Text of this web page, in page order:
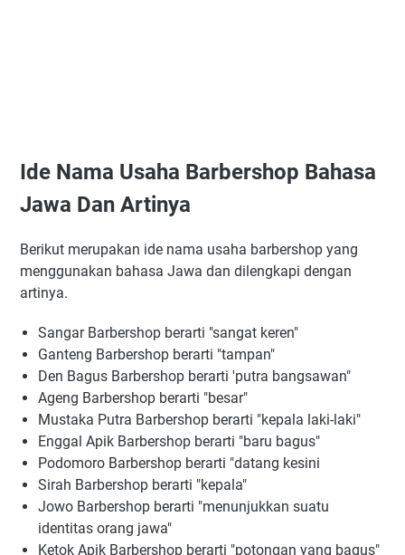
Ide Nama Usaha Barbershop Bahasa
Jawa Dan Artinya
Berikut merupakan ide nama usaha barbershop yang
menggunakan bahasa Jawa dan dilengkapi dengan
artinya.
Sangar Barbershop berarti "sangat keren"
Ganteng Barbershop berarti "tampan"
Den Bagus Barbershop berarti 'putra bangsawan"
Ageng Barbershop berarti "besar"
Mustaka Putra Barbershop berarti "kepala laki-laki"
Enggal Apik Barbershop berarti "baru bagus"
Podomoro Barbershop berarti "datang kesini
Sirah Barbershop berarti "kepala"
Jowo Barbershop berarti "menunjukkan suatu
identitas orang jawa"
Ketok Apik Barbershop berarti "potongan yang bagus"